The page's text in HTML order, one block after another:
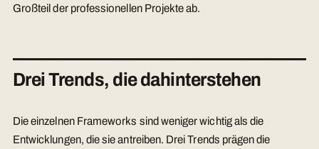
Großteil der professionellen Projekte ab.
Drei Trends, die dahinterstehen
Die einzelnen Frameworks sind weniger wichtig als die
Entwicklungen, die sie antreiben. Drei Trends prägen die